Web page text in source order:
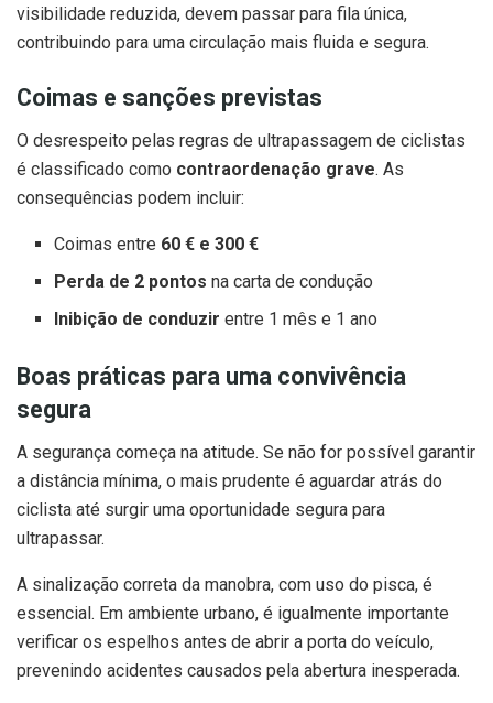
visibilidade reduzida, devem passar para fila única,
contribuindo para uma circulação mais fluida e segura.
Coimas e sanções previstas
O desrespeito pelas regras de ultrapassagem de ciclistas
é classificado como contraordenação grave. As
consequências podem incluir:
Coimas entre 60 € e 300 €
Perda de 2 pontos na carta de condução
Inibição de conduzir entre 1 mês e 1 ano
Boas práticas para uma convivência
segura
A segurança começa na atitude. Se não for possível garantir
a distância mínima, o mais prudente é aguardar atrás do
ciclista até surgir uma oportunidade segura para
ultrapassar.
A sinalização correta da manobra, com uso do pisca, é
essencial. Em ambiente urbano, é igualmente importante
verificar os espelhos antes de abrir a porta do veículo,
prevenindo acidentes causados pela abertura inesperada.